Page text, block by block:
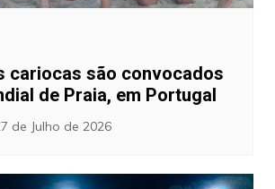
cariocas são convocados
de Praia, em Portugal
de Julho de 2026